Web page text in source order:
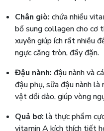
Chân giò: chứa nhiều
bổ sung collagen cho cơ
xuyên giúp ích rất nhiều
ngực căng tròn, đầy đặn.
Đậu nành: đậu nành và
đậu phụ, sữa đậu nành
vật dồi dào, giúp vòng
Quả bơ: là thực phẩm
vitamin A kích thích tiết